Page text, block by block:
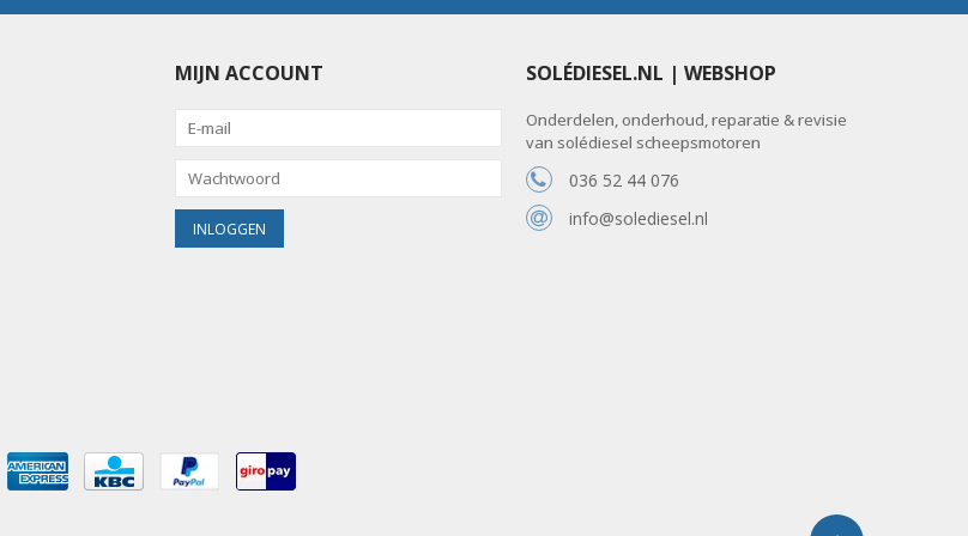
MIJN ACCOUNT SOLÉDIESEL.NL | WEBSHOP
Onderdelen, onderhoud, reparatie & revisie
van solédiesel scheepsmotoren
036 52 44 076
info@solediesel.nl